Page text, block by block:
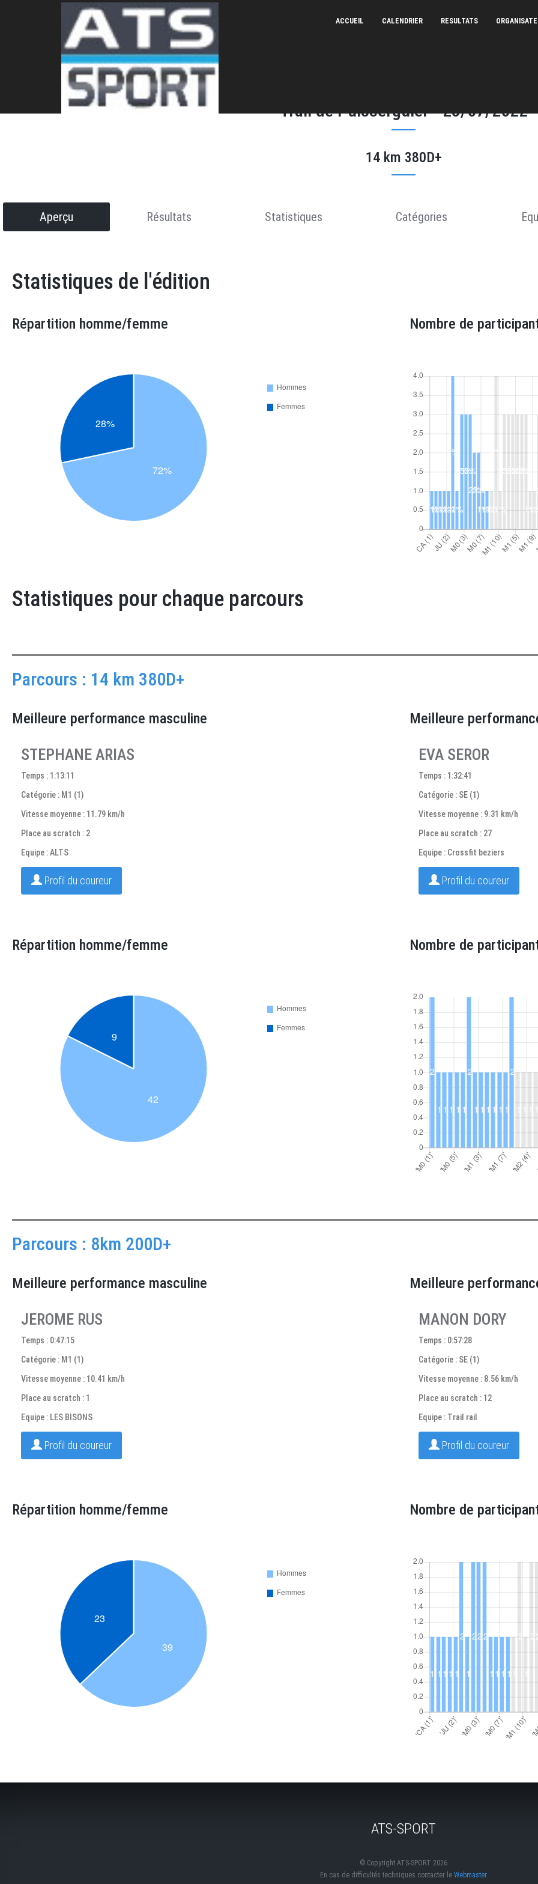
ACCUEIL CALENDRIER RESULTATS
Trail de Puisserguier - 23/07/2022
14 km 380D+
Aperçu Résultats Statistiques Catégories
Statistiques de l'édition
Répartition homme/femme Nombre de
Statistiques pour chaque parcours
Parcours : 14 km 380D+
Meilleure performance masculine
STEPHANE ARIAS
Temps : 1:13:11
Catégorie : M1 (1)
Vitesse moyenne : 11.79 km/h
Place au scratch : 2
Equipe : ALTS
Profil du coureur
Meilleure
EVA SEROR
Temps : 1:32:41
Catégorie : SE (1)
Vitesse moyenne : 9.31 km/h
Place au scratch : 27
Equipe : Crossfit beziers
Profil du coureur
Répartition homme/femme Nombre de
Parcours : 8km 200D+
Meilleure performance masculine
JEROME RUS
Temps : 0:47:15
Catégorie : M1 (1)
Vitesse moyenne : 10.41 km/h
Place au scratch : 1
Equipe : LES BISONS
Profil du coureur
Meilleure
MANON DORY
Temps : 0:57:28
Catégorie : SE (1)
Vitesse moyenne : 8.56 km/h
Place au scratch : 12
Equipe : Trail rail
Profil du coureur
Répartition homme/femme Nombre de
ATS-SPORT
© Copyright ATS-SPORT 2026
En cas de difficultés techniques contacter le Webmaster